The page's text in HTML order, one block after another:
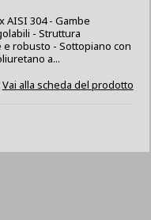
AISI 304 - Gambe
- Struttura
robusto - Sottopiano con
a...
Vai alla scheda del prodotto